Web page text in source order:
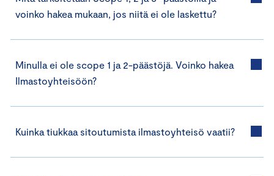
voinko hakea mukaan, jos niitä ei ole laskettu?
Minulla ei ole scope 1 ja 2-päästöjä. Voinko hakea
Ilmastoyhteisöön?
Kuinka tiukkaa sitoutumista ilmastoyhteisö vaatii?